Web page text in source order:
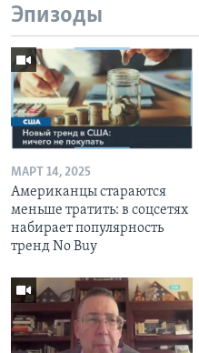
Эпизоды
МАРТ 14, 2025
Американцы стараются
меньше тратить: в соцсетях
набирает популярность
тренд No Buy